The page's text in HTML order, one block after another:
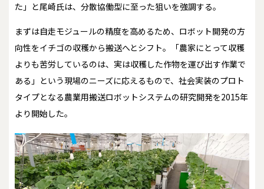
た」と尾崎氏は、分散協働型に至った狙いを強調する。
まずは自走モジュールの精度を高めるため、ロボット開発の方
向性をイチゴの収穫から搬送へとシフト。「農家にとって収穫
よりも苦労しているのは、実は収穫した作物を運び出す作業で
ある」という現場のニーズに応えるもので、社会実装のプロト
タイプとなる農業用搬送ロボットシステムの研究開発を2015年
より開始した。